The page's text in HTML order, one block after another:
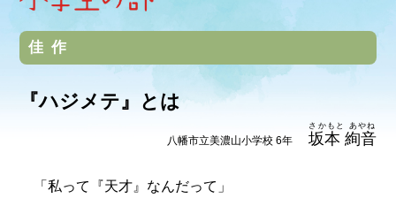
佳作
『ハジメテ』とは
八幡市立美濃山小学校 6年 坂本 絢音
さかもと あやね
「私って『天才』なんだって」